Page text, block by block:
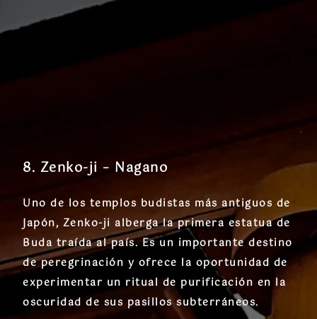
8. Zenko-ji – Nagano
Uno de los templos budistas más antiguos de
Japón, Zenko-ji alberga la primera estatua de
Buda traída al país. Es un importante destino
de peregrinación y ofrece la oportunidad de
experimentar un ritual de purificación en la
oscuridad de sus pasillos subterráneos.